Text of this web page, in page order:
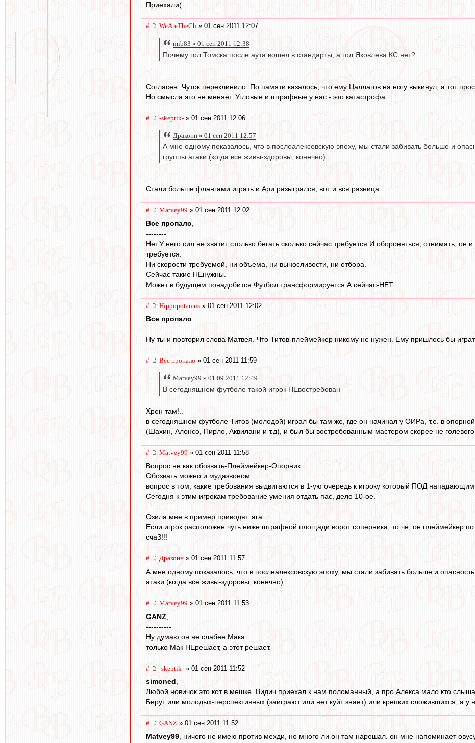
Приехали(
# WeAreTheCh » 01 сен 2011 12:07
mib83 » 01 сен 2011 12:38
Почему гол Томска после аута вошел в стандарты, а гол Яковлева КС нет?
Согласен. Чуток переклинило. По памяти казалось, что ему Цаллагов на ногу выкинул, а тот
Но смысла это не меняет. Угловые и штрафные у нас - это катастрофа
# -skeptik- » 01 сен 2011 12:06
Драконн » 01 сен 2011 12:57
А мне одному показалось, что в послеалексовскую эпоху, мы стали забивать больше и
группы атаки (когда все живы-здоровы, конечно).
Стали больше флангами играть и Ари разыгрался, вот и вся разница
# Matvey99 » 01 сен 2011 12:02
Все пропало
--------
Нет.У него сил не хватит столько бегать сколько сейчас требуется.И обороняться, отнимать, он
требуется.
Ни скорости требуемой, ни объема, ни выносливости, ни отбора.
Сейчас такие НЕнужны.
Может в будущем понадобится.Футбол трансформируется.А сейчас-НЕТ.
# Hippopotamus » 01 сен 2011 12:02
Все пропало
Ну ты и повторил слова Матвея. Что Титов-плеймейкер никому не нужен. Ему пришлось бы
# Все пропало » 01 сен 2011 11:59
Matvey99 » 01.09.2011 12:49
В сегодняшнем футболе такой игрок НЕвостребован
Хрен там!..
в сегодняшнем футболе Титов (молодой) играл бы там же, где он начинал у ОИРа, т.е. в
(Шахин, Алонсо, Пирло, Аквилани и т.д), и был бы востребованным мастером скорее не голевого,
# Matvey99 » 01 сен 2011 11:58
Вопрос не как обозвать-Плеймейкер-Опорник.
Обозвать можно и мудазвоном.
вопрос в том, какие требования выдвигаются в 1-ую очередь к игроку который ПОД
Сегодня к этим игрокам требование умения отдать пас, дело 10-ое.
Озила мне в пример приводят..ага..
Если игрок расположен чуть ниже штрафной площади ворот соперника, то чё, он плеймейкер
счаЗ!!!
# Драконн » 01 сен 2011 11:57
А мне одному показалось, что в послеалексовскую эпоху, мы стали забивать больше и
атаки (когда все живы-здоровы, конечно)...
# Matvey99 » 01 сен 2011 11:53
GANZ
----------
Ну думаю он не слабее Мака.
только Мак НЕрешает, а этот решает.
# -skeptik- » 01 сен 2011 11:52
simoned,
Любой новичок это кот в мешке. Видич приехал к нам поломанный, а про Алекса мало кто
Берут или молодых-перспективных (заиграют или нет куйт знает) или крепких сложившихся, а у
# GANZ » 01 сен 2011 11:52
Matvey99 , ничего не имею против мехди, но много ли он там нарешал. он мне напоминает